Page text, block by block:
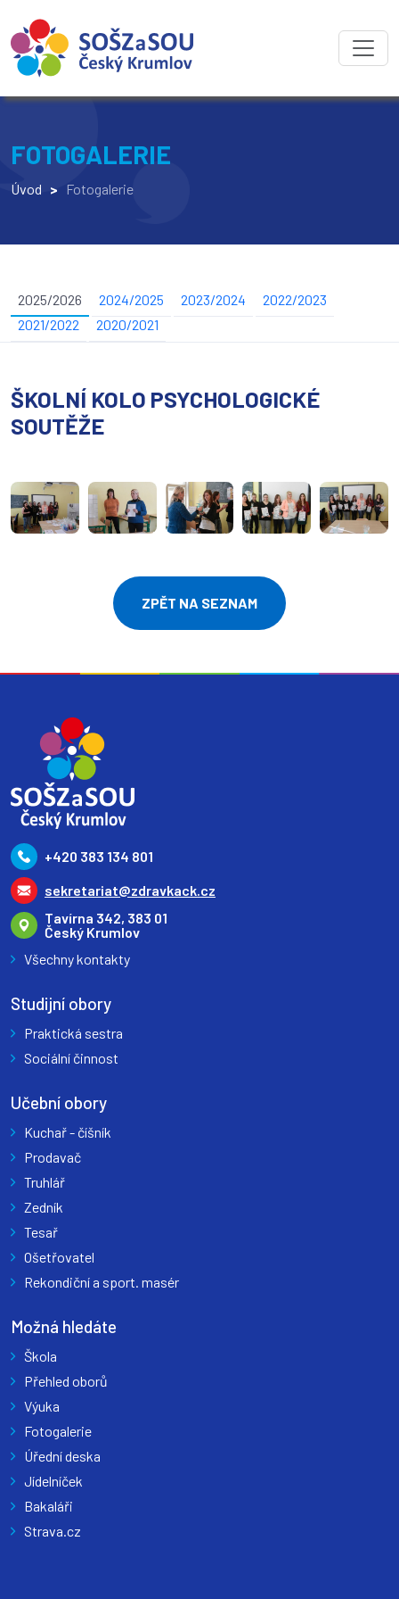
FOTOGALERIE
Úvod > Fotogalerie
2025/2026 2024/2025 2023/2024
2022/2023
2021/2022
2020/2021
ŠKOLNÍ KOLO PSYCHOLOGICKÉ
SOUTĚŽE
ZPĚT NA SEZNAM
+420 383 134 801
sekretariat@zdravkack.cz
Tavírna 342, 383 01
Český Krumlov
Všechny kontakty
Studijní obory
Praktická sestra
Sociální činnost
Učební obory
Kuchař - číšník
Prodavač
Truhlář
Zedník
Tesař
Ošetřovatel
Rekondiční a sport. masér
Možná hledáte
Škola
Přehled oborů
Výuka
Fotogalerie
Úřední deska
Jídelníček
Bakaláři
Strava.cz